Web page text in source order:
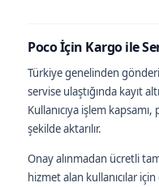
Poco İçin Kargo ile
Türkiye genelinden
servise ulaştığında kayıt
Kullanıcıya işlem
şekilde aktarılır.
Onay alınmadan ücretli
hizmet alan kullanıcılar